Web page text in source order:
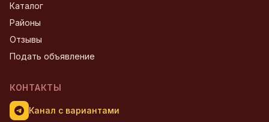
Каталог
Районы
Отзывы
Подать объявление
КОНТАКТЫ
Канал с вариантами